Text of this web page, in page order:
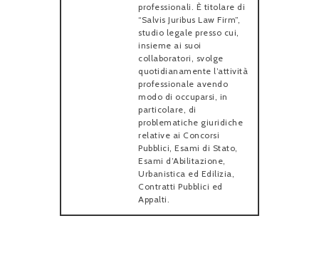
professionali. È titolare di
“Salvis Juribus Law Firm”,
studio legale presso cui,
insieme ai suoi
collaboratori, svolge
quotidianamente l’attività
professionale avendo
modo di occuparsi, in
particolare, di
problematiche giuridiche
relative ai Concorsi
Pubblici, Esami di Stato,
Esami d’Abilitazione,
Urbanistica ed Edilizia,
Contratti Pubblici ed
Appalti.